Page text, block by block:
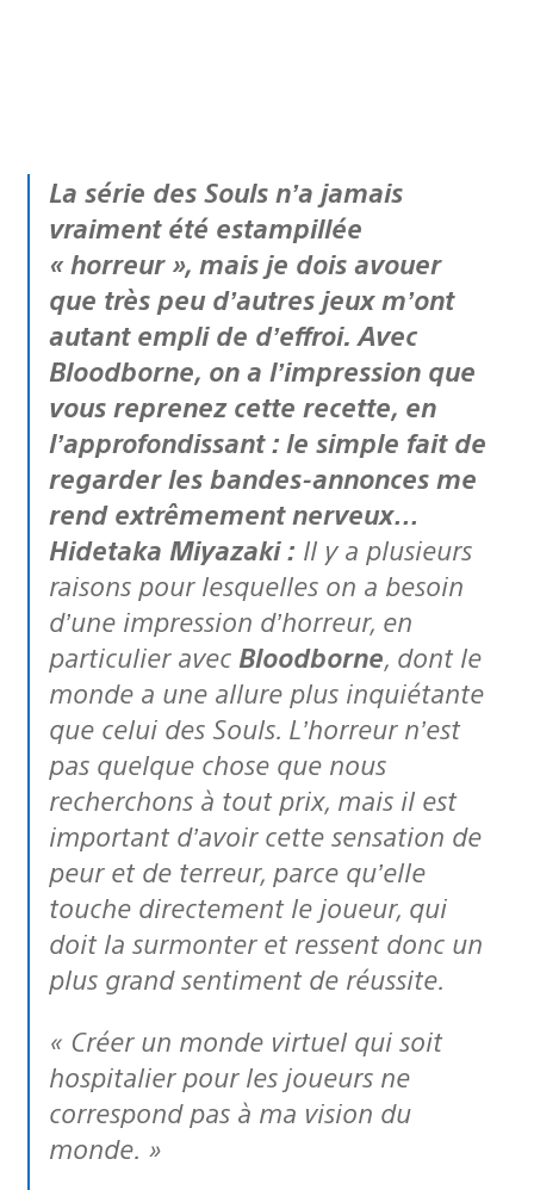
La série des Souls n’a jamais
vraiment été estampillée
« horreur », mais je dois avouer
que très peu d’autres jeux m’ont
autant empli de d’effroi. Avec
Bloodborne, on a l’impression que
vous reprenez cette recette, en
l’approfondissant : le simple fait de
regarder les bandes-annonces me
rend extrêmement nerveux…
Hidetaka Miyazaki : Il y a plusieurs
raisons pour lesquelles on a besoin
d’une impression d’horreur, en
particulier avec Bloodborne, dont le
monde a une allure plus inquiétante
que celui des Souls. L’horreur n’est
pas quelque chose que nous
recherchons à tout prix, mais il est
important d’avoir cette sensation de
peur et de terreur, parce qu’elle
touche directement le joueur, qui
doit la surmonter et ressent donc un
plus grand sentiment de réussite.
« Créer un monde virtuel qui soit
hospitalier pour les joueurs ne
correspond pas à ma vision du
monde. »